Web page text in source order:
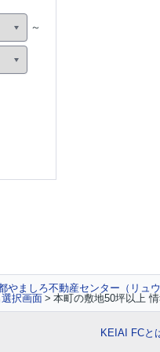
やましろ不動産センター（リュ
択画面
本町の敷地50坪以上
KEIAI FCと